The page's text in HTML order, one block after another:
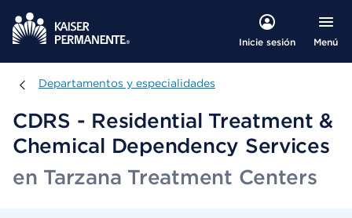
Inicie sesión Menú
Departamentos y especialidades
Departamentos y especialidades
CDRS - Residential Treatment &
Chemical Dependency Services
en Tarzana Treatment Centers